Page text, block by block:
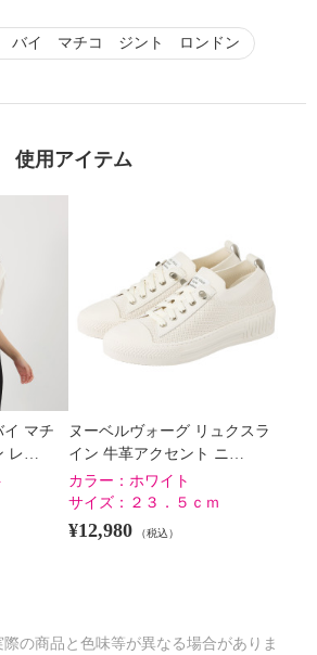
バイ マチコ ジント ロンドン
使用アイテム
マチ
レ…
ヌーベルヴォーグ リュクスラ
イン 牛革アクセント ニ…
カラー： ホワイト
サイズ： ２３．５ｃｍ
¥12,980 （税込）
の商品と色味等が異なる場合がありま